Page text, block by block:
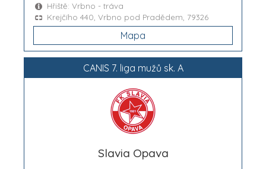
Hřiště: Vrbno - tráva
Krejčího 440, Vrbno pod Pradědem, 79326
Mapa
CANIS 7. liga mužů sk. A
Slavia Opava